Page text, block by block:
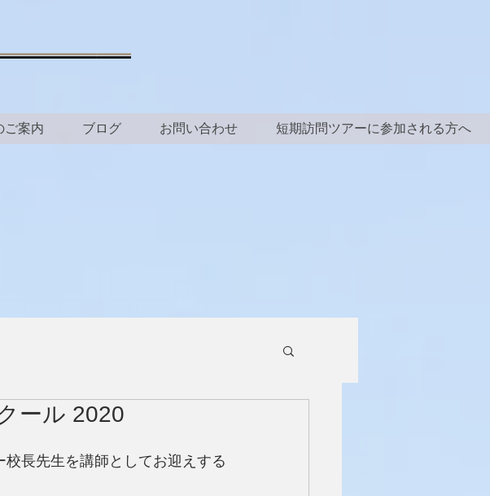
ご案内 ブログ お問い合わせ 短期訪問ツアーに参加される方へ
ール 2020
長先生を講師としてお迎えする